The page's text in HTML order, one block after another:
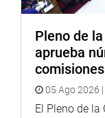
Ruiz. (ac)
PRENSA-
Pleno de
aprueba
05 Ago 2026
El Pleno de